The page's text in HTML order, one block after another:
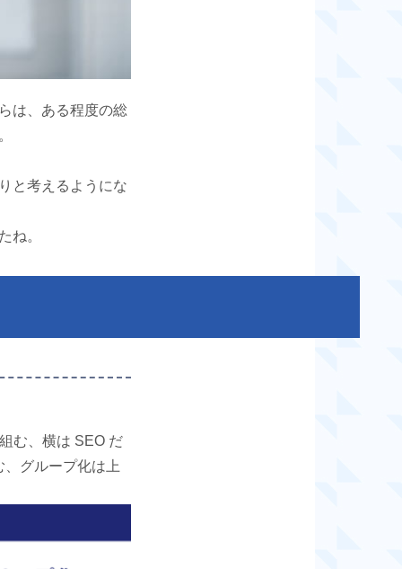
は、ある程度の総
と考えるようにな
ね。
む、横は SEO だ
グループ化は上